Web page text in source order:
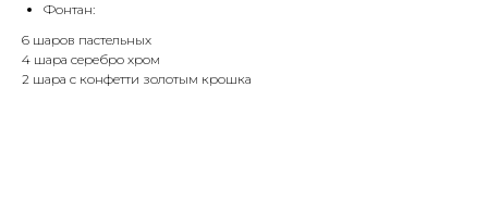
Фонтан:
6 шаров пастельных
4 шара серебро хром
2 шара с конфетти золотым крошка